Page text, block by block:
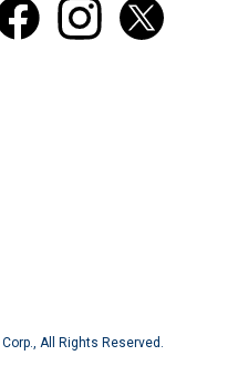
All Rights Reserved.